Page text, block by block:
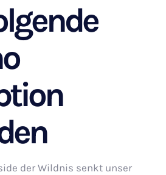
der Wildnis senkt unser